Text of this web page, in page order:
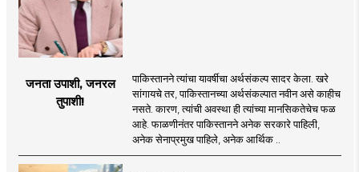
जनता उपाशी, जनरल
तुपाशी!
पाकिस्तानने त्यांचा यावर्षीचा अर्थसंकल्प सादर केला. खरे
सांगायचे तर, पाकिस्तानच्या अर्थसंकल्पात नवीन असे काहीच
नसते. कारण, त्यांची अवस्था ही त्यांच्या मानसिकतेचेच फळ
आहे. फाळणीनंतर पाकिस्तानने अनेक सरकारे पाहिली,
अनेक सेनाप्रमुख पाहिले, अनेक आर्थिक ..